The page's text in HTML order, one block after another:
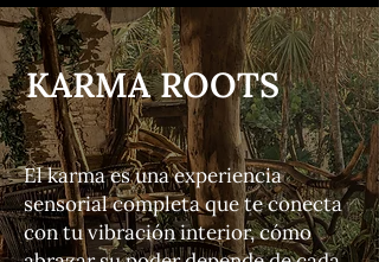
KARMA ROOTS
El karma es una experiencia
sensorial completa que te conecta
con tu vibración interior, cómo